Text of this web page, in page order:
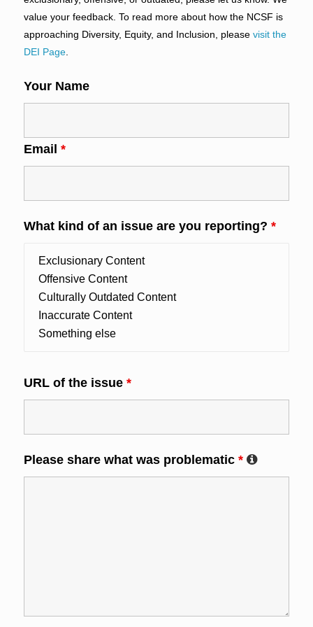
value your feedback. To read more about how the NCSF is
approaching Diversity, Equity, and Inclusion, please visit the
DEI Page.
Your Name
Email *
What kind of an issue are you reporting? *
URL of the issue *
Please share what was problematic *